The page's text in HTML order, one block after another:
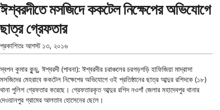
ঈশ্বরদীতে মসজিদে ককটেল নিক্ষেপের অভিযোগে
ছাত্র গ্রেফতার
প্রকাশিতঃ আগস্ট ১৩, ২০১৬
স্বপন কুমার কুন্ডু, ঈশ্বরদী (পাবনা): ঈশ্বরদীর চরাঞ্চলের চরগড়গড়ি হাফিজিয়া মাদ্রাসা
মসজিদের মেহরাবে ককটেল নিক্ষেপের অভিযোগে ওই প্রতিষ্ঠানের ছাত্র আব্দুর রশিদকে (১৮)
থানা পুলিশ গ্রেফতার করেছে। গ্রেফতারকৃত আব্দুর রশিদ নওগাঁ জেলার মহাদেবপুর থানার
দেওয়ানপুর গ্রামের আলতাব হোসেনের ছেলে।